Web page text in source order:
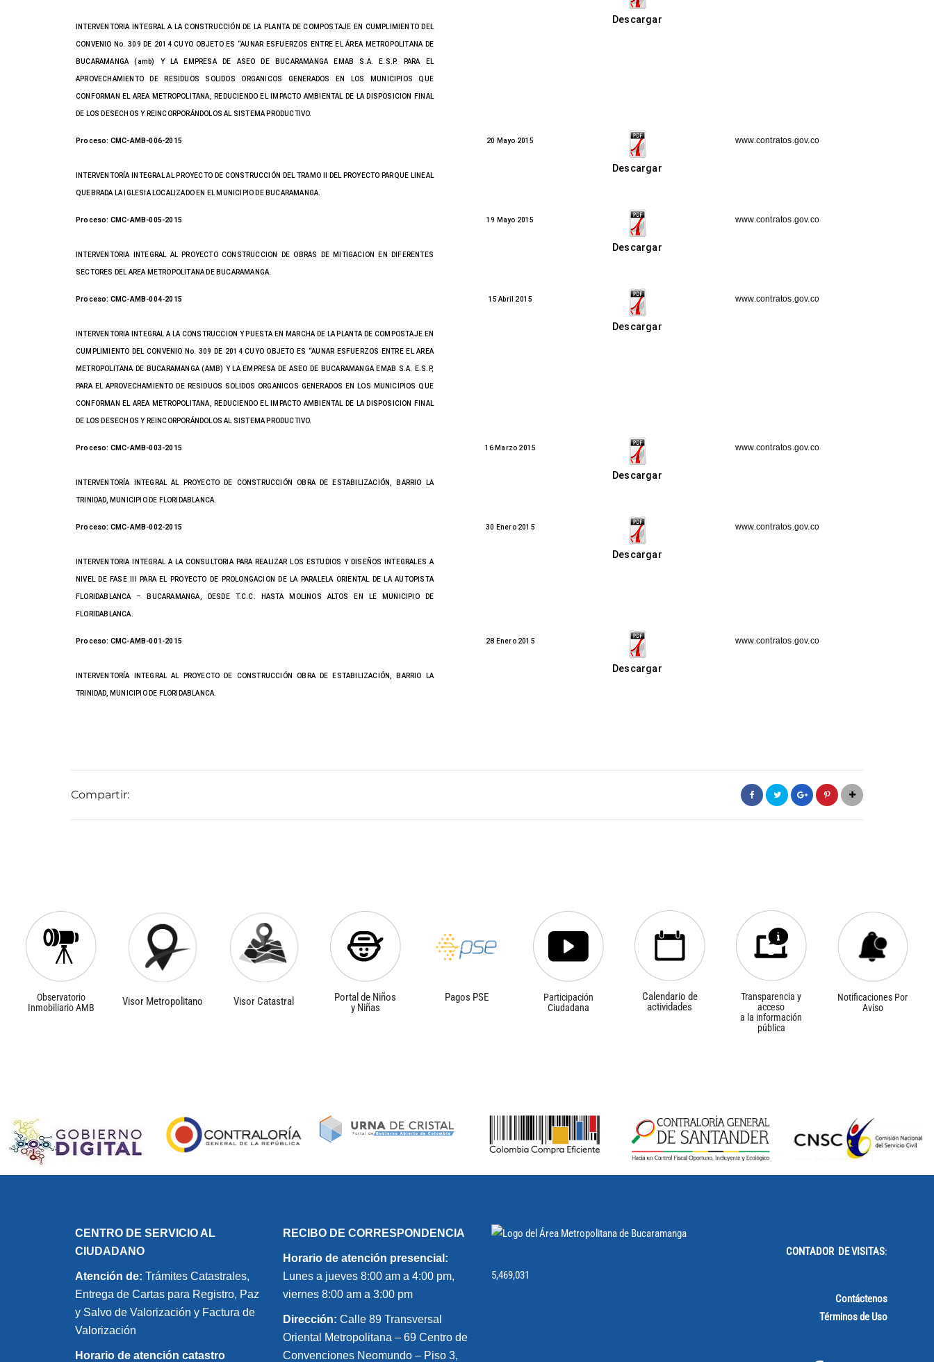
INTERVENTORIA INTEGRAL A LA CONSTRUCCIÓN DE LA PLANTA DE COMPOSTAJE EN CUMPLIMIENTO DEL
CONVENIO No. 309 DE 2014 CUYO OBJETO ES “AUNAR ESFUERZOS ENTRE EL ÁREA METROPOLITANA DE
BUCARAMANGA (amb) Y LA EMPRESA DE ASEO DE BUCARAMANGA EMAB S.A. E.S.P. PARA EL
APROVECHAMIENTO DE RESIDUOS SOLIDOS ORGANICOS GENERADOS EN LOS MUNICIPIOS QUE
CONFORMAN EL AREA METROPOLITANA, REDUCIENDO EL IMPACTO AMBIENTAL DE LA DISPOSICION FINAL
DE LOS DESECHOS Y REINCORPORÁNDOLOS AL SISTEMA PRODUCTIVO.
Descargar
Proceso: CMC-AMB-006-2015
INTERVENTORÍA INTEGRAL AL PROYECTO DE CONSTRUCCIÓN DEL TRAMO II DEL PROYECTO PARQUE LINEAL
QUEBRADA LA IGLESIA LOCALIZADO EN EL MUNICIPIO DE BUCARAMANGA.
20 Mayo 2015
Descargar
www.contratos.gov.co
Proceso: CMC-AMB-005-2015
INTERVENTORIA INTEGRAL AL PROYECTO CONSTRUCCION DE OBRAS DE MITIGACION EN DIFERENTES
SECTORES DEL AREA METROPOLITANA DE BUCARAMANGA.
19 Mayo 2015
Descargar
www.contratos.gov.co
Proceso: CMC-AMB-004-2015
INTERVENTORIA INTEGRAL A LA CONSTRUCCION Y PUESTA EN MARCHA DE LA PLANTA DE COMPOSTAJE EN
CUMPLIMIENTO DEL CONVENIO No. 309 DE 2014 CUYO OBJETO ES “AUNAR ESFUERZOS ENTRE EL AREA
METROPOLITANA DE BUCARAMANGA (AMB) Y LA EMPRESA DE ASEO DE BUCARAMANGA EMAB S.A. E.S.P,
PARA EL APROVECHAMIENTO DE RESIDUOS SOLIDOS ORGANICOS GENERADOS EN LOS MUNICIPIOS QUE
CONFORMAN EL AREA METROPOLITANA, REDUCIENDO EL IMPACTO AMBIENTAL DE LA DISPOSICION FINAL
DE LOS DESECHOS Y REINCORPORÁNDOLOS AL SISTEMA PRODUCTIVO.
15 Abril 2015
Descargar
www.contratos.gov.co
Proceso: CMC-AMB-003-2015
INTERVENTORÍA INTEGRAL AL PROYECTO DE CONSTRUCCIÓN OBRA DE ESTABILIZACIÓN, BARRIO LA
TRINIDAD, MUNICIPIO DE FLORIDABLANCA.
16 Marzo 2015
Descargar
www.contratos.gov.co
Proceso: CMC-AMB-002-2015
INTERVENTORIA INTEGRAL A LA CONSULTORIA PARA REALIZAR LOS ESTUDIOS Y DISEÑOS INTEGRALES A
NIVEL DE FASE III PARA EL PROYECTO DE PROLONGACION DE LA PARALELA ORIENTAL DE LA AUTOPISTA
FLORIDABLANCA – BUCARAMANGA, DESDE T.C.C. HASTA MOLINOS ALTOS EN LE MUNICIPIO DE
FLORIDABLANCA.
30 Enero 2015
Descargar
www.contratos.gov.co
Proceso: CMC-AMB-001-2015
INTERVENTORÍA INTEGRAL AL PROYECTO DE CONSTRUCCIÓN OBRA DE ESTABILIZACIÓN, BARRIO LA
TRINIDAD, MUNICIPIO DE FLORIDABLANCA.
28 Enero 2015
Descargar
www.contratos.gov.co
Compartir:
Observatorio
Inmobiliario AMB
Visor Metropolitano Visor Catastral
Portal de Niños
y Niñas
Pagos PSE
Participación
Ciudadana
Calendario de
actividades
Transparencia y
acceso
a la información
pública
Notificaciones Por
Aviso
CENTRO DE SERVICIO AL
CIUDADANO
Atención de: Trámites Catastrales,
Entrega de Cartas para Registro, Paz
y Salvo de Valorización y Factura de
Valorización
Horario de atención catastro
RECIBO DE CORRESPONDENCIA
Horario de atención presencial:
Lunes a jueves 8:00 am a 4:00 pm,
viernes 8:00 am a 3:00 pm
Dirección: Calle 89 Transversal
Oriental Metropolitana – 69 Centro de
Convenciones Neomundo – Piso 3,
CONTADOR DE VISITAS:
5,469,031
Contáctenos
Términos de Uso